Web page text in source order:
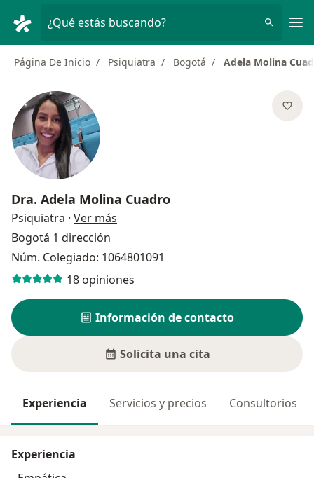
¿Qué estás buscando?
Página De Inicio Psiquiatra Bogotá Adela Molina
Dra. Adela Molina Cuadro
Psiquiatra · Ver más
Bogotá 1 dirección
Núm. Colegiado: 1064801091
18 opiniones
Información de contacto
Solicita una cita
Experiencia Servicios y precios Consultorios
Experiencia